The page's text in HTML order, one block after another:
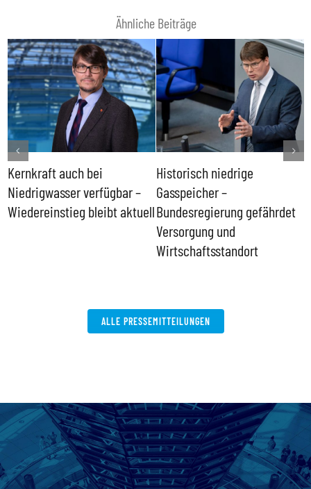
Ähnliche Beiträge
Kernkraft auch bei
Niedrigwasser verfügbar –
Wiedereinstieg bleibt aktuell
Historisch niedrige
Gasspeicher –
Bundesregierung gefährdet
Versorgung und
Wirtschaftsstandort
ALLE PRESSEMITTEILUNGEN